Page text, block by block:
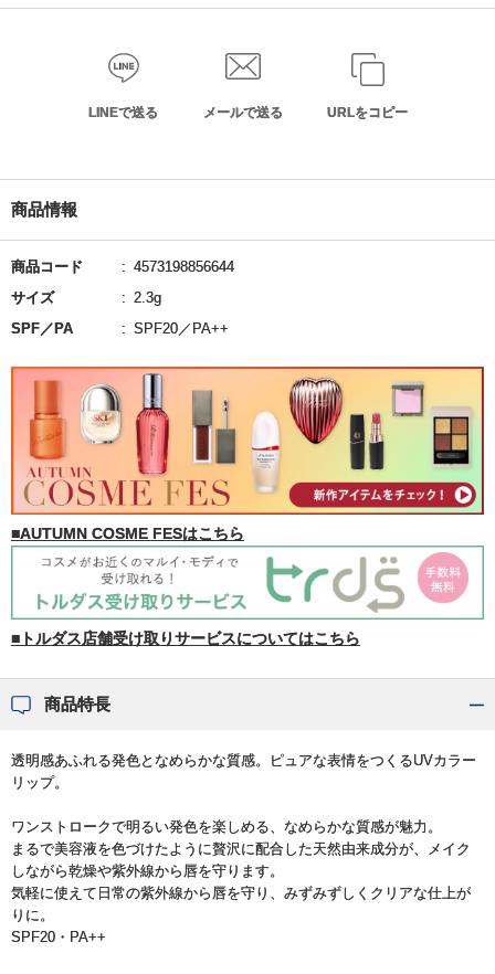
LINEで送る メールで送る URLをコピー
商品情報
商品コード
4573198856644
サイズ
2.3g
SPF／PA
SPF20／PA++
■AUTUMN COSME FESはこちら
■トルダス店舗受け取りサービスについてはこちら
商品特長
透明感あふれる発色となめらかな質感。ピュアな表情をつくるUVカラー
リップ。
ワンストロークで明るい発色を楽しめる、なめらかな質感が魅力。
まるで美容液を色づけたように贅沢に配合した天然由来成分が、メイク
しながら乾燥や紫外線から唇を守ります。
気軽に使えて日常の紫外線から唇を守り、みずみずしくクリアな仕上が
りに。
SPF20・PA++